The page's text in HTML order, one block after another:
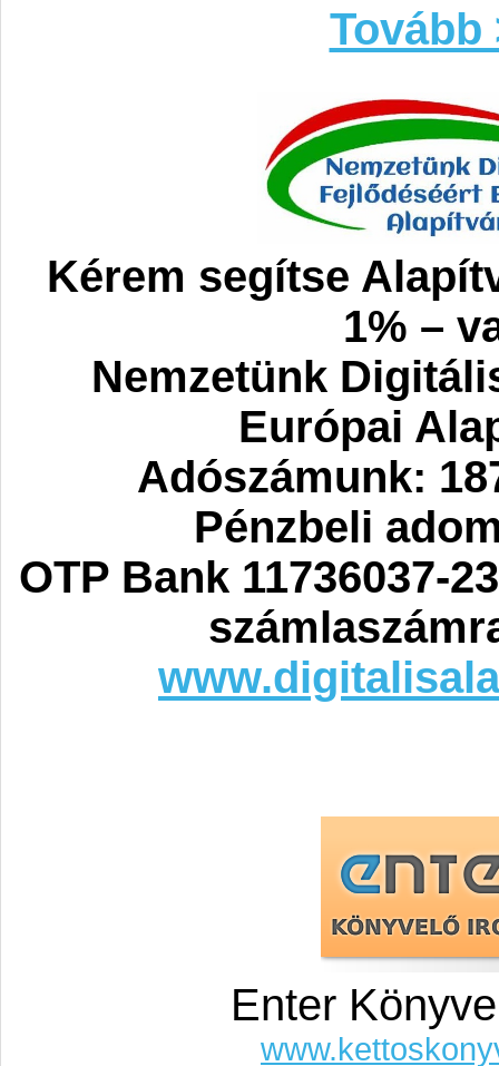
Tovább
Kérem segítse
1% –
Nemzetünk
Európai
Adószámunk:
Pénzbeli
OTP Bank 11736037-
Enter